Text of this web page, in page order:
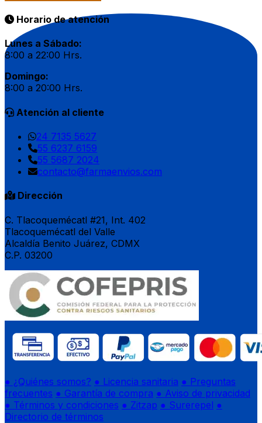
Horario de atención
Lunes a Sábado:
8:00 a 22:00 Hrs.
Domingo:
8:00 a 20:00 Hrs.
Atención al cliente
24 7135 5627
55 6237 6159
55 5687 2024
contacto@farmaenvios.com
Dirección
C. Tlacoquemécatl #21, Int. 402
Tlacoquemécatl del Valle
Alcaldía Benito Juárez, CDMX
C.P. 03200
● ¿Quiénes somos? ● Licencia sanitaria ● Preguntas
frecuentes ● Garantía de compra ● Aviso de privacidad
● Términos y condiciones ● Zitzap ● Surerepel ●
Directorio de términos